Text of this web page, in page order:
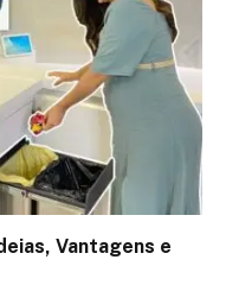
Vantagens e